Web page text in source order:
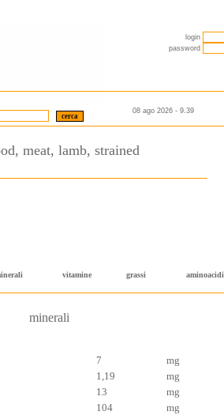
login
password
08 ago 2026 - 9.39
meat, lamb, strained
vitamine grassi aminoacidi
minerali
7
mg
1,19
mg
13
mg
104
mg